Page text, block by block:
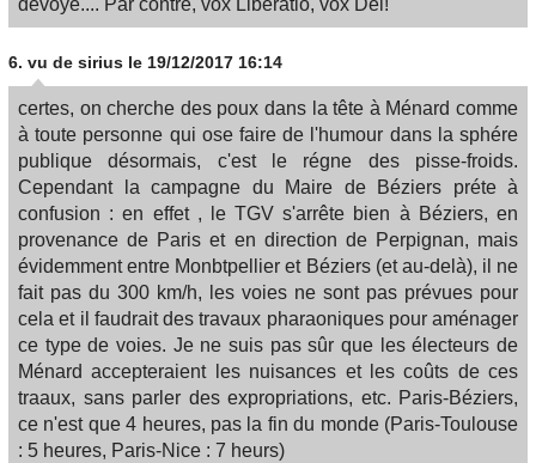
dévoyé.... Par contre, vox Liberatio, vox Dei!
6. vu de sirius le 19/12/2017 16:14
certes, on cherche des poux dans la tête à Ménard comme
à toute personne qui ose faire de l'humour dans la sphére
publique désormais, c'est le régne des pisse-froids.
Cependant la campagne du Maire de Béziers préte à
confusion : en effet , le TGV s'arrête bien à Béziers, en
provenance de Paris et en direction de Perpignan, mais
évidemment entre Monbtpellier et Béziers (et au-delà), il ne
fait pas du 300 km/h, les voies ne sont pas prévues pour
cela et il faudrait des travaux pharaoniques pour aménager
ce type de voies. Je ne suis pas sûr que les électeurs de
Ménard accepteraient les nuisances et les coûts de ces
traaux, sans parler des expropriations, etc. Paris-Béziers,
ce n'est que 4 heures, pas la fin du monde (Paris-Toulouse
: 5 heures, Paris-Nice : 7 heurs)